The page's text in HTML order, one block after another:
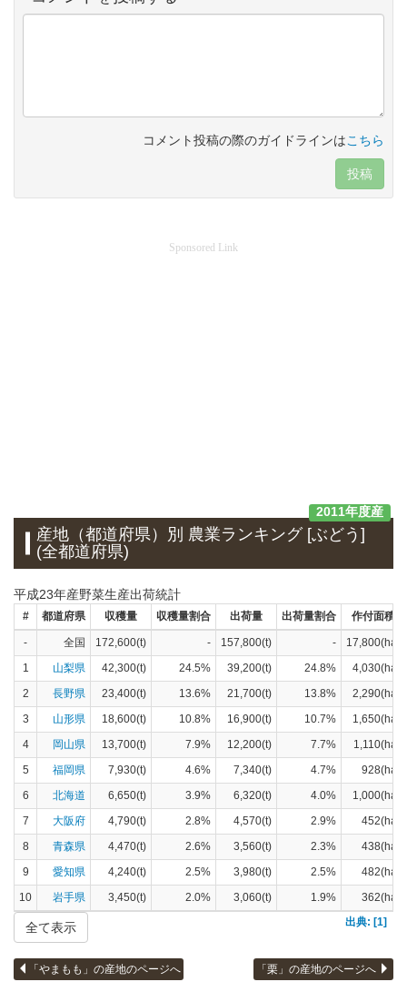
コメント投稿の際のガイドラインはこちら
投稿
Sponsored Link
2011年度産
産地（都道府県）別 農業ランキング [ぶどう]
(全都道府県)
平成23年産野菜生産出荷統計
# 都道府県 収穫量 収穫量割合 出荷量 出荷量割合 作付面積
- 全国 172,600(t) - 157,800(t) -
17,800(ha)
1
山梨県 42,300(t) 24.5% 39,200(t) 24.8%
4,030(ha)
2
長野県 23,400(t) 13.6% 21,700(t) 13.8%
2,290(ha)
3
山形県 18,600(t) 10.8% 16,900(t) 10.7%
1,650(ha)
4
岡山県 13,700(t) 7.9% 12,200(t) 7.7%
1,110(ha)
5
福岡県 7,930(t) 4.6% 7,340(t) 4.7%
928(ha)
6
北海道 6,650(t) 3.9% 6,320(t) 4.0%
1,000(ha)
7
大阪府 4,790(t) 2.8% 4,570(t) 2.9%
452(ha)
8
青森県 4,470(t) 2.6% 3,560(t) 2.3%
438(ha)
9
愛知県 4,240(t) 2.5% 3,980(t) 2.5%
482(ha)
10
岩手県 3,450(t) 2.0% 3,060(t) 1.9%
362(ha)
出典: [1]
全て表示
「やまもも」の産地のページへ 「栗」の産地のページへ